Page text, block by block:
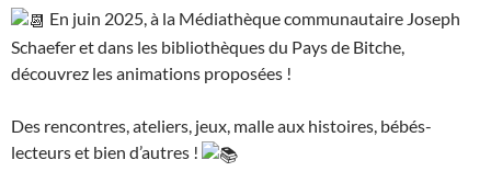
En juin 2025, à la Médiathèque communautaire Joseph
Schaefer et dans les bibliothèques du Pays de Bitche,
découvrez les animations proposées !
Des rencontres, ateliers, jeux, malle aux histoires, bébés-
lecteurs et bien d’autres !